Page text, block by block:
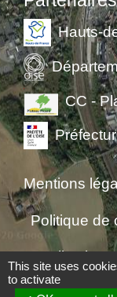
Hauts-
CC -
Mentions
Politique de
Application
Gestion des
This site uses
to activate